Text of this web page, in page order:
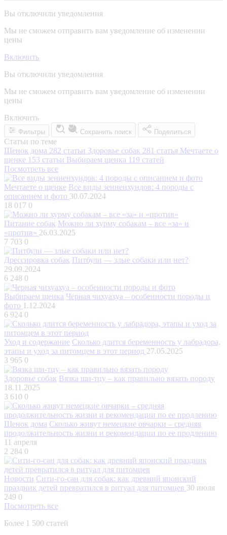
Вы отключили уведомления
Мы не сможем отправить вам уведомление об изменении
цены
Включить
Вы отключили уведомления
Мы не сможем отправить вам уведомление об изменении
цены
Включить
Фильтры Сохранить поиск Поделиться
Статьи по теме
Щенок дома 282 статьи Здоровье собак 281 статья Мечтаете о
щенке 153 статьи Выбираем щенка 119 статей
Посмотреть все
Мечтаете о щенке Все виды зенненхундов: 4 породы с
описанием и фото 30.07.2024
18 017 0
Питание собак Можно ли хурму собакам – все «за» и
«против» 26.03.2025
7 703 0
Дрессировка собак Питбули — злые собаки или нет?
29.09.2024
6 248 0
Выбираем щенка Черная чихуахуа – особенности породы и
фото 1.12.2024
6 924 0
Уход и содержание Сколько длится беременность у лабрадора,
этапы и уход за питомцем в этот период 27.05.2025
3 965 0
Здоровье собак Вязка ши-тцу – как правильно вязать породу
18.11.2025
3 610 0
Щенок дома Сколько живут немецкие овчарки – средняя
продолжительность жизни и рекомендации по ее продлению
11 апреля
2 284 0
Новости Сити-го-сан для собак: как древний японский
праздник детей превратился в ритуал для питомцев 30 июля
249 0
Посмотреть все
Более 1 500 статей